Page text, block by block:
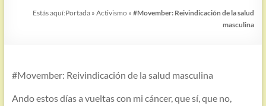
Estás aquí:Portada »Activismo »#Movember: Reivindicación de la salud
masculina
#Movember: Reivindicación de la salud masculina
Ando estos días a vueltas con mi cáncer, que sí, que no,